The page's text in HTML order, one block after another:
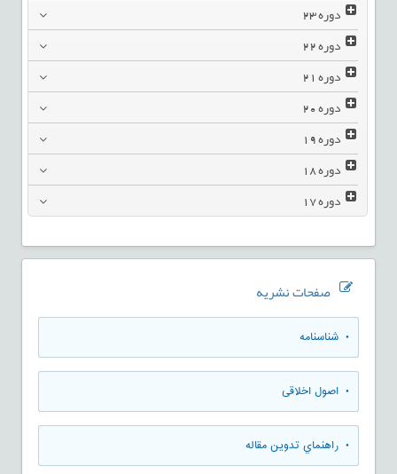
دوره23
دوره22
دوره21
دوره20
دوره19
دوره18
دوره17
صفحات نشریه
• شناسنامه
• اصول اخلاقی
• راهنماي تدوين مقاله